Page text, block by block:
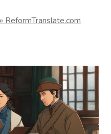
ReformTranslate.com